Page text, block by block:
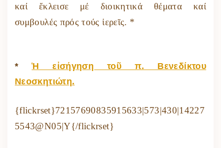
καί ἔκλεισε μέ διοικητικά θέματα καί
συμβουλές πρός τούς ἱερεῖς. *
*Ἡ εἰσήγηση τοῦ π. Βενεδίκτου
Νεοσκητιώτη.
{flickrset}72157690835915633|573|430|14227
5543@N05|Y{/flickrset}